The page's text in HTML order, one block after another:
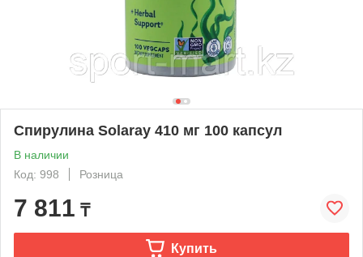
Спирулина Solaray 410 мг 100 капсул
В наличии
Код: 998
Розница
7 811 ₸
Купить